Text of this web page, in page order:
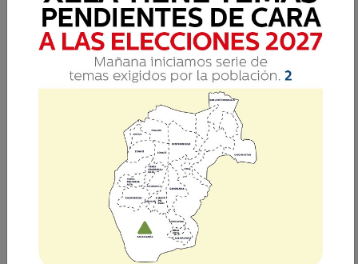
LOS INFLUYENTES
Amar, contemplar y compartir